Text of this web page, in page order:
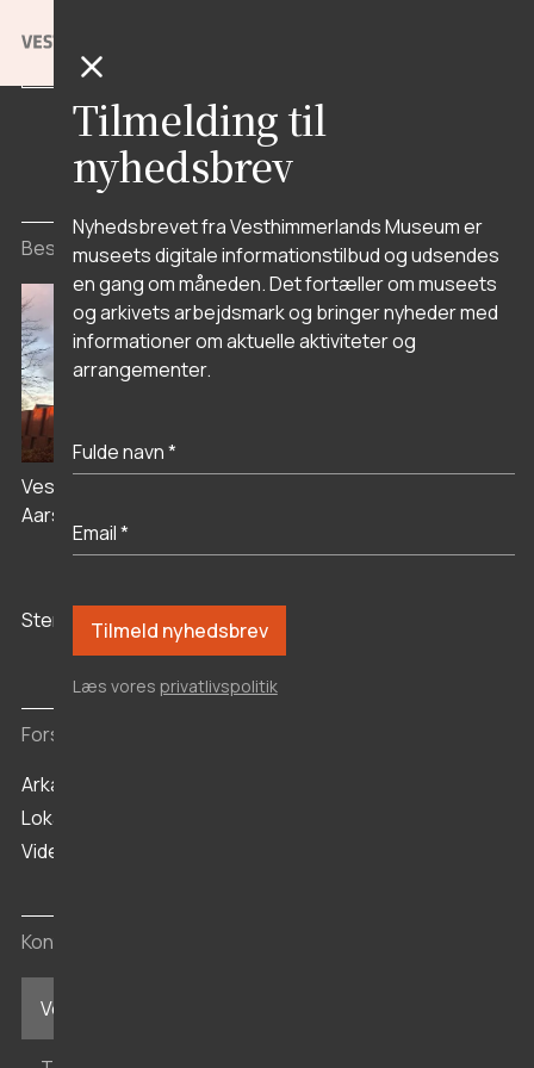
Besøgssteder
Vesthimmerlands Museum i
Aars
Livø Anstalten
Stenaldercenter Ertebølle
Forskning og arkiv
Arkæologi
Lokalhistorisk Arkiv
Viden
Kontakt
Vesthimmerlands Museum i Aars
Tilmelding til
nyhedsbrev
Nyhedsbrevet fra Vesthimmerlands Museum er
museets digitale informationstilbud og udsendes
en gang om måneden. Det fortæller om museets
og arkivets arbejdsmark og bringer nyheder med
informationer om aktuelle aktiviteter og
arrangementer.
Læs vores privatlivspolitik